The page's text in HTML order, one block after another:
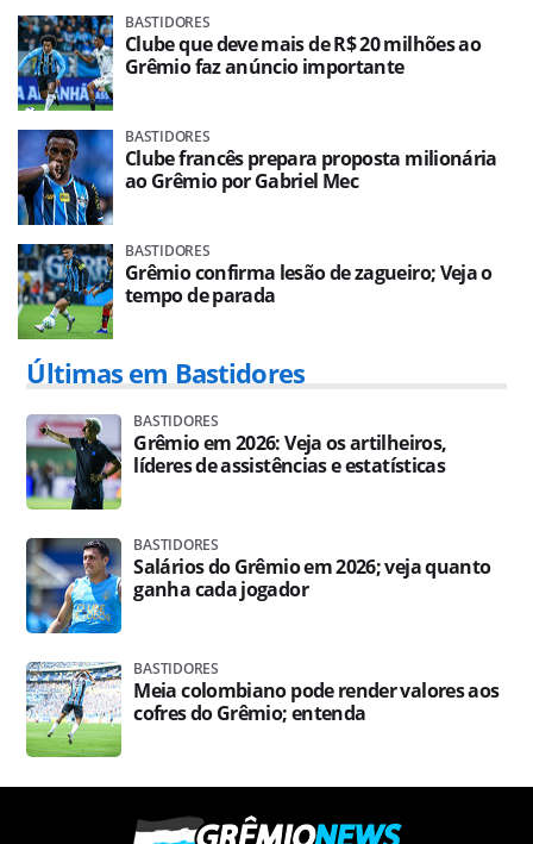
BASTIDORES
Clube que deve mais de R$ 20 milhões ao
Grêmio faz anúncio importante
BASTIDORES
Clube francês prepara proposta milionária
ao Grêmio por Gabriel Mec
BASTIDORES
Grêmio confirma lesão de zagueiro; Veja o
tempo de parada
Últimas em Bastidores
BASTIDORES
Grêmio em 2026: Veja os artilheiros,
líderes de assistências e estatísticas
BASTIDORES
Salários do Grêmio em 2026; veja quanto
ganha cada jogador
BASTIDORES
Meia colombiano pode render valores aos
cofres do Grêmio; entenda